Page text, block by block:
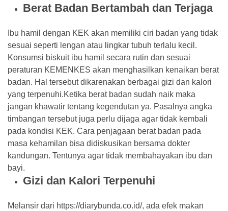
(26)
Tips
(21)
Berat Badan Bertambah dan Terjaga
Ibu hamil dengan KEK akan memiliki ciri badan yang tidak
sesuai seperti lengan atau lingkar tubuh terlalu kecil.
Konsumsi biskuit ibu hamil secara rutin dan sesuai
peraturan KEMENKES akan menghasilkan kenaikan berat
badan. Hal tersebut dikarenakan berbagai gizi dan kalori
yang terpenuhi.Ketika berat badan sudah naik maka
jangan khawatir tentang kegendutan ya. Pasalnya angka
timbangan tersebut juga perlu dijaga agar tidak kembali
pada kondisi KEK. Cara penjagaan berat badan pada
masa kehamilan bisa didiskusikan bersama dokter
kandungan. Tentunya agar tidak membahayakan ibu dan
bayi.
Gizi dan Kalori Terpenuhi
Melansir dari https://diarybunda.co.id/, ada efek makan